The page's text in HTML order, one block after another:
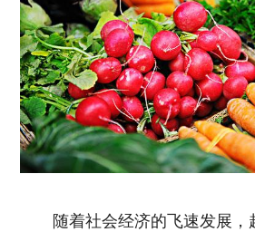
随着社会经济的飞速发展